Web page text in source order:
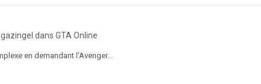
dans GTA Online
en demandant l'Avenger...